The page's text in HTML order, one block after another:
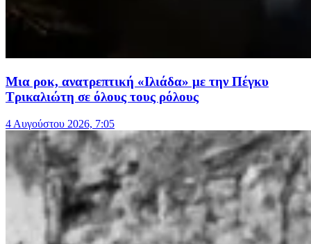
Μια ροκ, ανατρεπτική «Ιλιάδα» με την Πέγκυ
Τρικαλιώτη σε όλους τους ρόλους
4 Αυγούστου 2026, 7:05